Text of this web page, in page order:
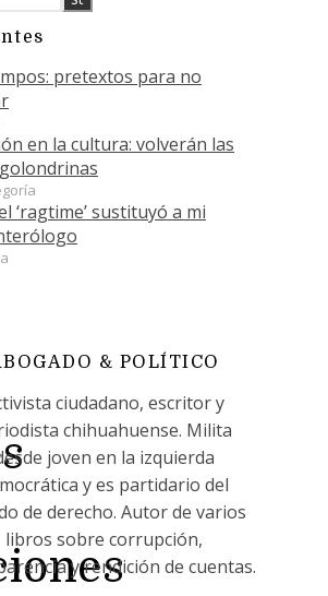
pretextos para no
en la cultura: volverán las
‘ragtime’ sustituyó a mi
& POLÍTICO
ciudadano, escritor y
chihuahuense. Milita
joven en la izquierda
y es partidario del
de derecho. Autor de varios
libros sobre corrupción,
y rendición de cuentas.